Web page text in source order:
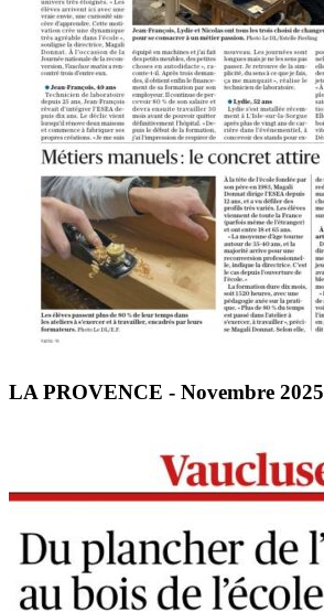
LA PROVENCE - Novembre 2025